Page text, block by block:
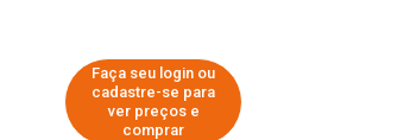
Faça seu login ou
cadastre-se para
ver preços e
comprar